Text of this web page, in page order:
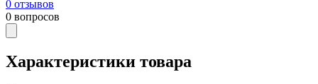
0 отзывов
0 вопросов
Характеристики товара